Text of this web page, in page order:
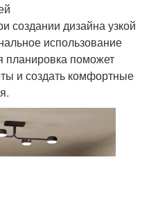
создании дизайна узкой
использование
планировка поможет
и создать комфортные